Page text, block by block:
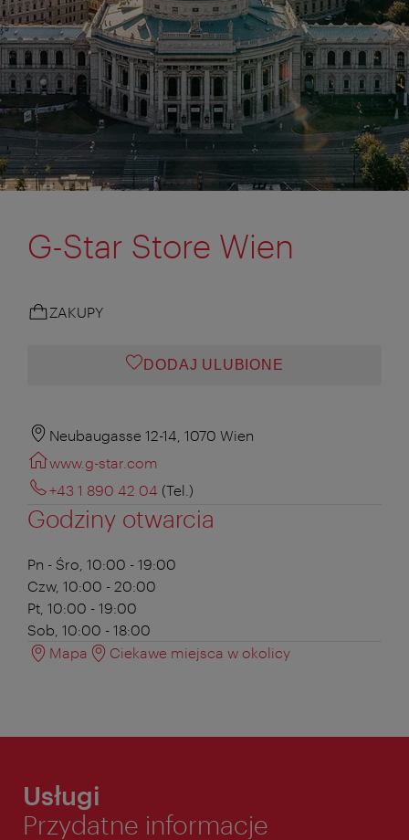
G-Star Store Wien
ZAKUPY
DODAJ ULUBIONE
Neubaugasse 12-14, 1070 Wien
www.g-star.com
+43 1 890 42 04 (Tel.)
Godziny otwarcia
Pn - Śro, 10:00 - 19:00
Czw, 10:00 - 20:00
Pt, 10:00 - 19:00
Sob, 10:00 - 18:00
Mapa
Ciekawe miejsca w okolicy
Usługi
Przydatne informacje